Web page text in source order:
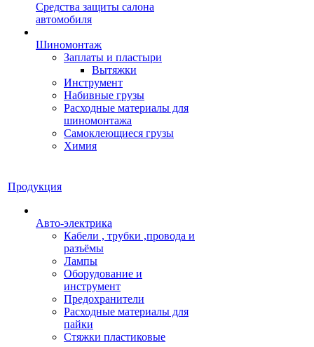
Средства защиты салона
автомобиля
Шиномонтаж
Заплаты и пластыри
Вытяжки
Инструмент
Набивные грузы
Расходные материалы для
шиномонтажа
Самоклеющиеся грузы
Химия
Продукция
Авто-электрика
Кабели , трубки ,провода и
разъёмы
Лампы
Оборудование и
инструмент
Предохранители
Расходные материалы для
пайки
Стяжки пластиковые